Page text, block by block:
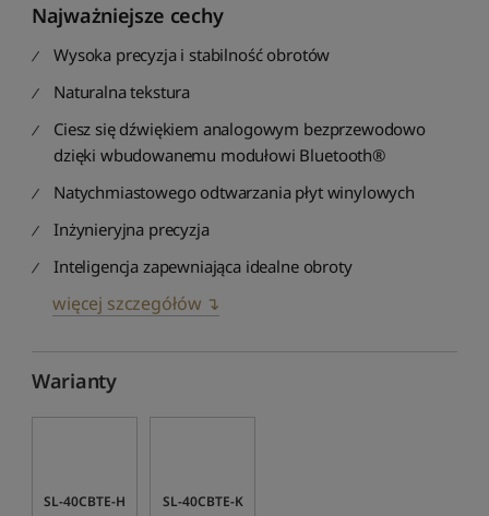
Najważniejsze cechy
Wysoka precyzja i stabilność obrotów
Naturalna tekstura
Ciesz się dźwiękiem analogowym bezprzewodowo
dzięki wbudowanemu modułowi Bluetooth®
Natychmiastowego odtwarzania płyt winylowych
Inżynieryjna precyzja
Inteligencja zapewniająca idealne obroty
więcej szczegółów ↴
Warianty
SL-40CBTE-H SL-40CBTE-K